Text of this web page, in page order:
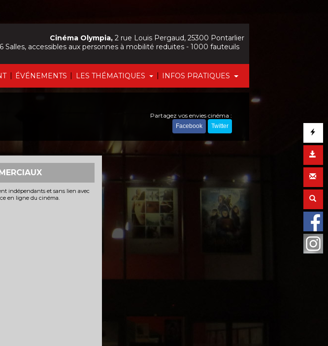
| ÉVÉNEMENTS | LES THÉMATIQUES | INFOS PRATIQUES
Cinéma Olympia, 2 rue Louis Pergaud, 25300 Pontarlier
6 Salles, accessibles aux personnes à mobilité reduites - 1000 fauteuils
Partagez vos envies cinéma :
Facebook Twitter
indépendants et sans lien avec
en ligne du cinéma.